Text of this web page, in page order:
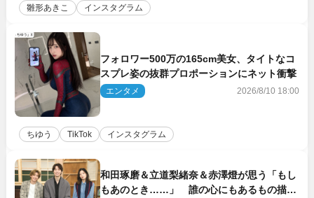
雛形あきこ インスタグラム
フォロワー500万の165cm美女、タイトなコ
スプレ姿の抜群プロポーションにネット衝撃
エンタメ 2026/8/10 18:00
ちゆう TikTok インスタグラム
和田琢磨＆立道梨緒奈＆赤澤燈が思う「もし
もあのとき……」 誰の心にもあるもの描く